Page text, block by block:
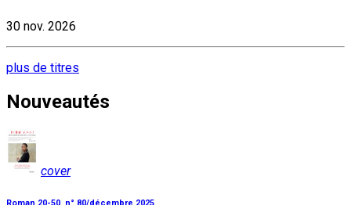
30 nov. 2026
plus de titres
Nouveautés
cover
Roman 20-50, n° 80/décembre 2025